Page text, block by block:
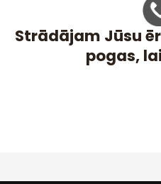
Strādājam Jūsu
pogas,